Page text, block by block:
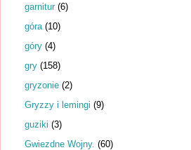
garnitur (6)
góra (10)
góry (4)
gry (158)
gryzonie (2)
Gryzzy i lemingi (9)
guziki (3)
Gwiezdne Wojny. (60)